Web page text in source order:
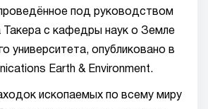
под руководством
Такера с кафедры наук о Земле
университета, опубликовано в
Earth & Environment.
ископаемых по всему миру